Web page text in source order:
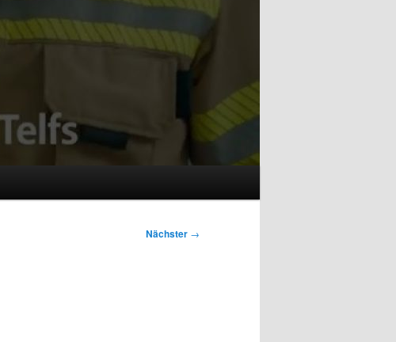
Nächster →